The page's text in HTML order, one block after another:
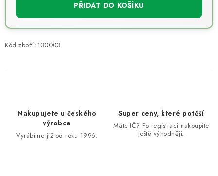
PŘIDAT DO KOŠÍKU
Kód zboží: 130003
Nakupujete u českého
výrobce
Vyrábíme již od roku 1996.
Super ceny, které potěší
Máte IČ? Po registraci nakoupíte
ještě výhodněji.